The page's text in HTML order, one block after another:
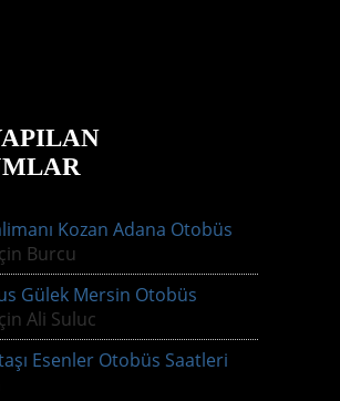
Kozan Adana Otobüs
Burcu
Gülek Mersin Otobüs
Ali Suluc
Esenler Otobüs Saatleri